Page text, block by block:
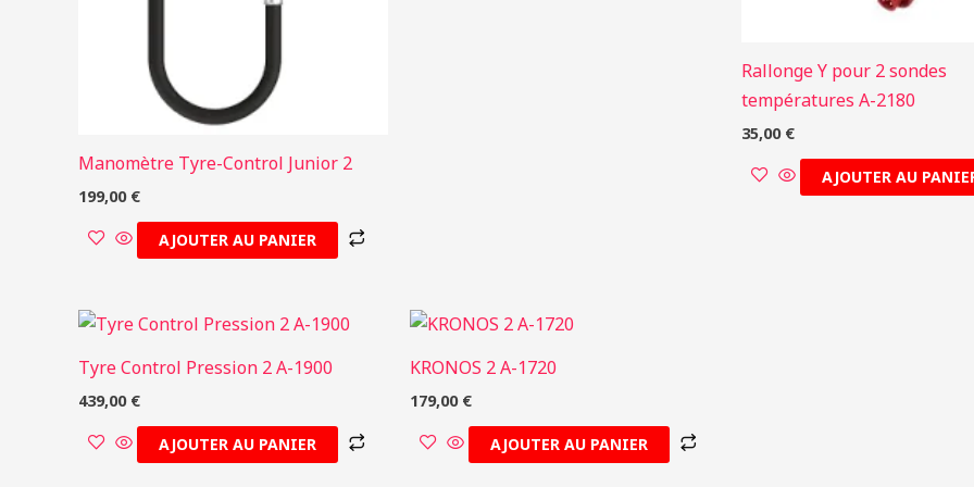
Manomètre Tyre-Control Junior 2
199,00 €
AJOUTER AU PANIER
Rallonge Y pour 2 sondes
températures A-2180
35,00 €
AJOUTER AU
Tyre Control Pression 2 A-1900
439,00 €
AJOUTER AU PANIER
KRONOS 2 A-1720
179,00 €
AJOUTER AU PANIER